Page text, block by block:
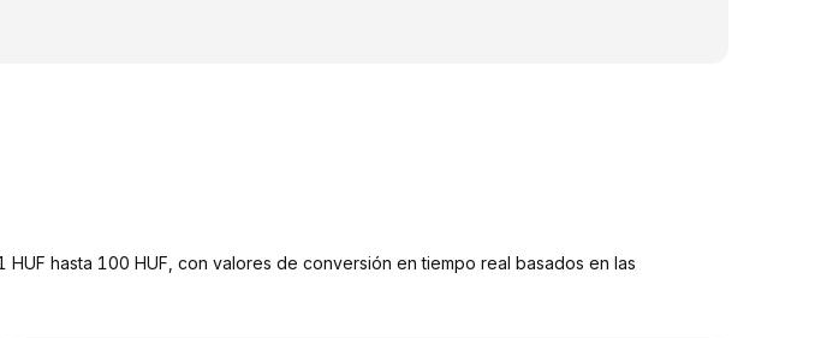
hasta 100 HUF, con valores de conversión en tiempo real basados en las